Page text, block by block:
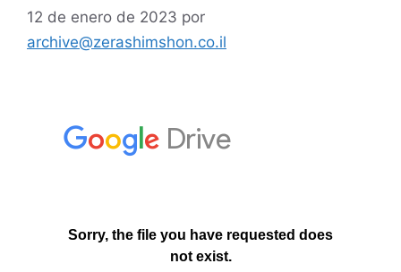
12 de enero de 2023 por
archive@zerashimshon.co.il